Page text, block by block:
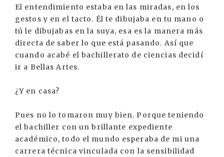
El entendimiento estaba en las miradas, en los
gestos y en el tacto. Él te dibujaba en tu mano o
tú le dibujabas en la suya, esa es la manera más
directa de saber lo que está pasando. Así que
cuando acabé el bachillerato de ciencias decidí
ir a Bellas Artes.
¿Y en casa?
Pues no lo tomaron muy bien. Porque teniendo
el bachiller con un brillante expediente
académico, todo el mundo esperaba de mi una
carrera técnica vinculada con la sensibilidad